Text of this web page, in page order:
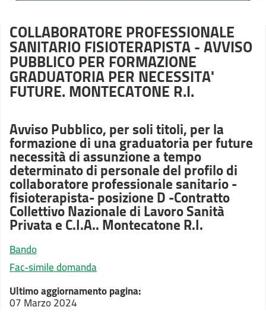
COLLABORATORE PROFESSIONALE
SANITARIO FISIOTERAPISTA - AVVISO
PUBBLICO PER FORMAZIONE
GRADUATORIA PER NECESSITA'
FUTURE. MONTECATONE R.I.
Avviso Pubblico, per soli titoli, per la
formazione di una graduatoria per future
necessità di assunzione a tempo
determinato di personale del profilo di
collaboratore professionale sanitario -
fisioterapista- posizione D -Contratto
Collettivo Nazionale di Lavoro Sanità
Privata e C.I.A.. Montecatone R.I.
Bando
Fac-simile domanda
Ultimo aggiornamento pagina:
07 Marzo 2024